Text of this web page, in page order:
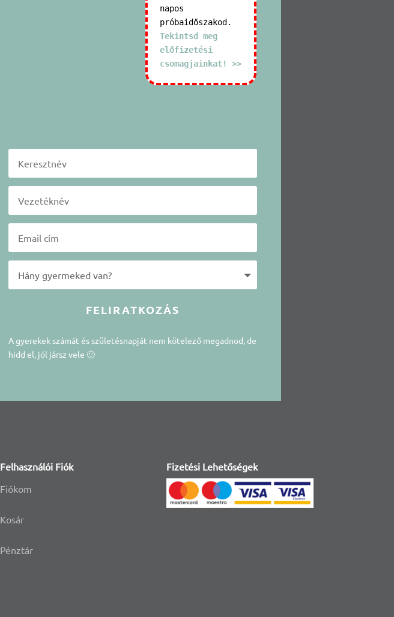
napos
próbaidőszakod.
Tekintsd meg
előfizetési
csomagjainkat! >>
FELIRATKOZÁS
A gyerekek számát és születésnapját nem kötelező megadnod, de
hidd el, jól jársz vele 🙂
Felhasználói Fiók
Fiókom
Kosár
Pénztár
Fizetési Lehetőségek